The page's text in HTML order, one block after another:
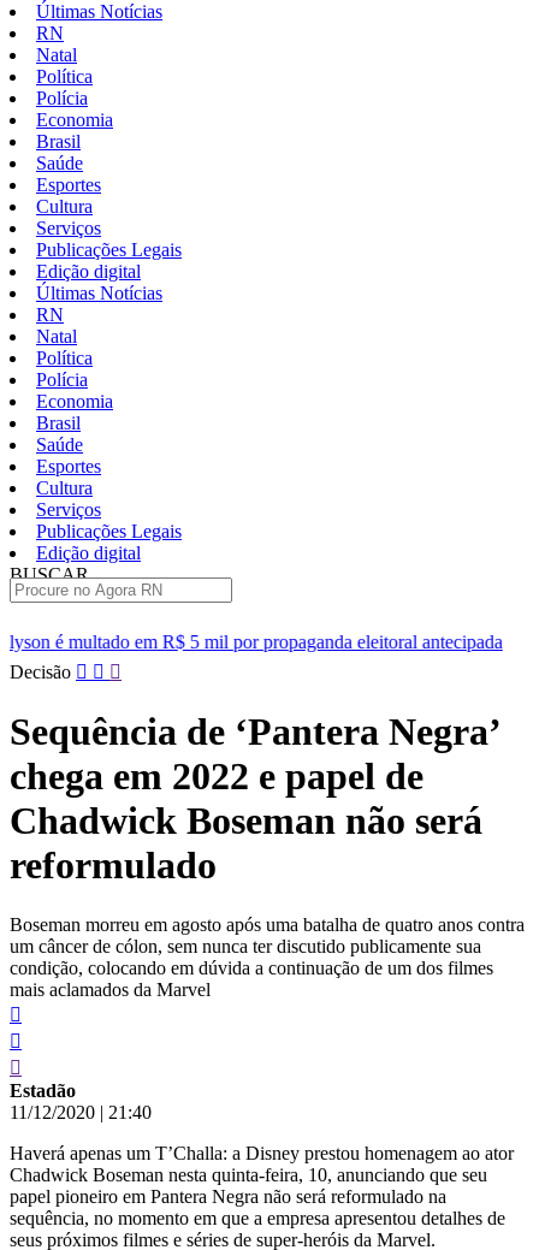
Últimas Notícias
RN
Natal
Política
Polícia
Economia
Brasil
Saúde
Esportes
Cultura
Serviços
Publicações Legais
Edição digital
Últimas Notícias
RN
Natal
Política
Polícia
Economia
Brasil
Saúde
Esportes
Cultura
Serviços
Publicações Legais
Edição digital
BUSCAR
5 mil por propaganda eleitoral antecipada
Policiais
Pular
conteúdo
Decisão
Sequência de ‘Pantera Negra’
chega em 2022 e papel de
Chadwick Boseman não será
reformulado
Boseman morreu em agosto após uma batalha de quatro anos contra
um câncer de cólon, sem nunca ter discutido publicamente sua
condição, colocando em dúvida a continuação de um dos filmes
mais aclamados da Marvel
Estadão
11/12/2020 | 21:40
Haverá apenas um T’Challa: a Disney prestou homenagem ao ator
Chadwick Boseman nesta quinta-feira, 10, anunciando que seu
papel pioneiro em Pantera Negra não será reformulado na
sequência, no momento em que a empresa apresentou detalhes de
seus próximos filmes e séries de super-heróis da Marvel.